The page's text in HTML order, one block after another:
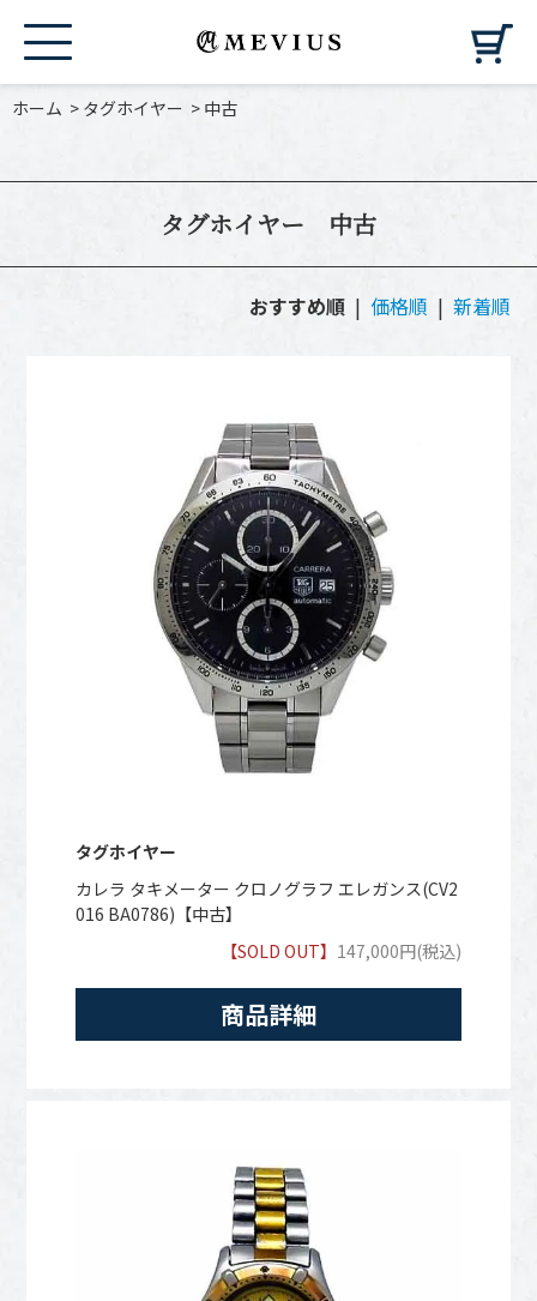
ホーム > タグホイヤー > 中古
タグホイヤー 中古
おすすめ順| 価格順 | 新着順
タグホイヤー
カレラ タキメーター クロノグラフ エレガンス(CV2
016 BA0786)【中古】
【SOLD OUT】 147,000円(税込)
商品詳細